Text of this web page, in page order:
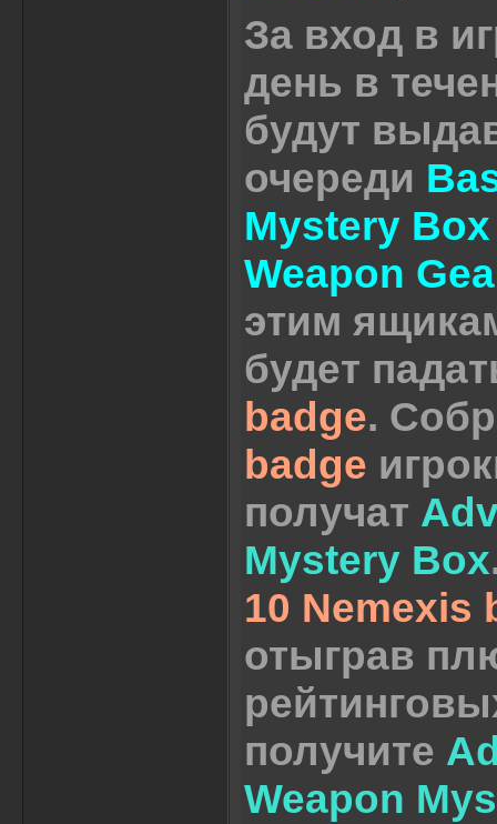
За вход в
день в
будут
очереди
Mystery
Weapon
этим
будет
badge.
badge
получат
Mystery Box
10 Nemexis
отыграв
получите
Weapon